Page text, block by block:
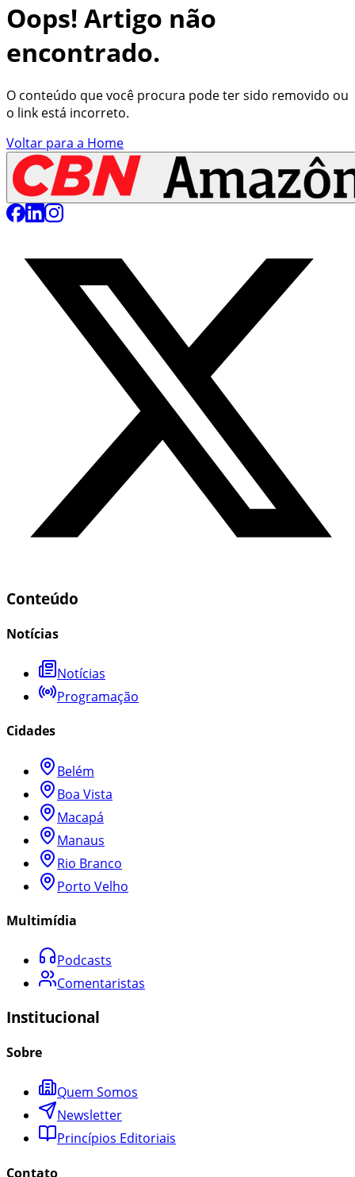
Oops! Artigo não
encontrado.
O conteúdo que você procura pode ter sido removido ou
o link está incorreto.
Voltar para a Home
Conteúdo
Notícias
Notícias
Programação
Cidades
Belém
Boa Vista
Macapá
Manaus
Rio Branco
Porto Velho
Multimídia
Podcasts
Comentaristas
Institucional
Sobre
Quem Somos
Newsletter
Princípios Editoriais
Contato